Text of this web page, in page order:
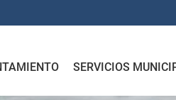
SERVICIOS